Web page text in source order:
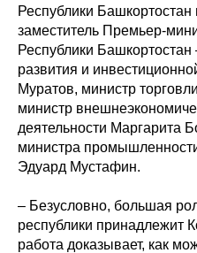
Республики
заместитель Премьер-
Республики Башкортостан
развития и
Муратов, министр
министр
деятельности Маргарита
министра
Эдуард Мустафин.
– Безусловно, большая
республики принадлежит
работа доказывает, как